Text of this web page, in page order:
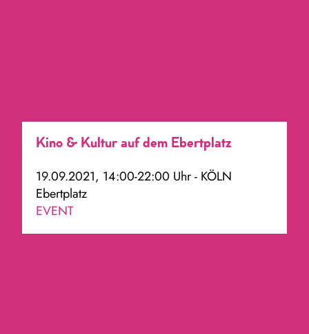
Kino & Kultur auf dem Ebertplatz
19.09.2021, 14:00-22:00 Uhr - KÖLN
Ebertplatz
EVENT